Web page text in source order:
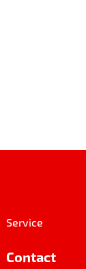
Service
Contact